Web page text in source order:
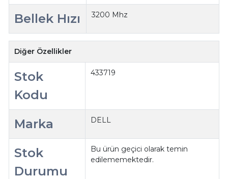
Bellek Hızı 3200 Mhz
Diğer Özellikler
Stok
Kodu
433719
Marka DELL
Stok
Durumu
Bu ürün geçici olarak temin
edilememektedir.